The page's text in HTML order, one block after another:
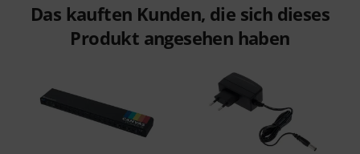
Das kauften Kunden, die sich dieses
Produkt angesehen haben